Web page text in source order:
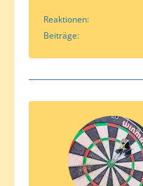
Reaktionen
Beiträge